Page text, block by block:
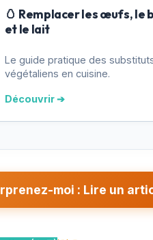
🥚 Remplacer les œufs, le
et le lait
Le guide pratique des
végétaliens en cuisine.
Découvrir ➔
moi : Lire un